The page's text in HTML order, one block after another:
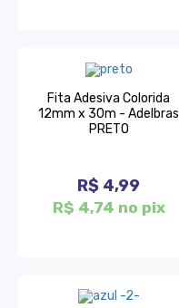
Fita Adesiva Colorida
12mm x 30m - Adelbras
PRETO
R$ 4,99
R$ 4,74 no pix